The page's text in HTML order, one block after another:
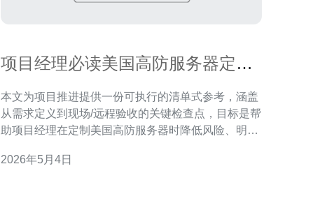
项目经理必读美国高防服务器定制
本文为项目推进提供一份可执行的清单式参考，涵盖
从需求定义到现场/远程验收的关键检查点，目标是帮
助项目经理在定制美国高防服务器时降低风险、明确
从硬件、网络防护、带宽、监测/日志、运维及合同保
2026年5月4日